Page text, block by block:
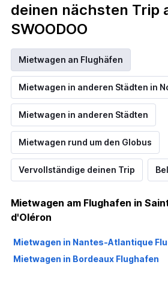
deinen nächsten Trip
SWOODOO
Mietwagen an Flughäfen
Mietwagen in anderen Städten in
Mietwagen in anderen Städten
Mietwagen rund um den Globus
Vervollständige deinen Trip
Mietwagen am Flughafen in
d'Oléron
Mietwagen in Nantes-Atlantique
Mietwagen in Bordeaux Flughafen